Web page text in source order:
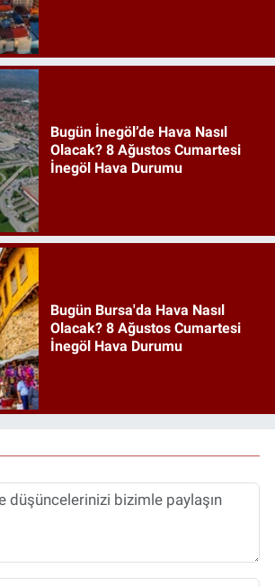
Bugün İnegöl’de Hava Nasıl
Olacak? 8 Ağustos Cumartesi
İnegöl Hava Durumu
Bugün Bursa'da Hava Nasıl
Olacak? 8 Ağustos Cumartesi
İnegöl Hava Durumu